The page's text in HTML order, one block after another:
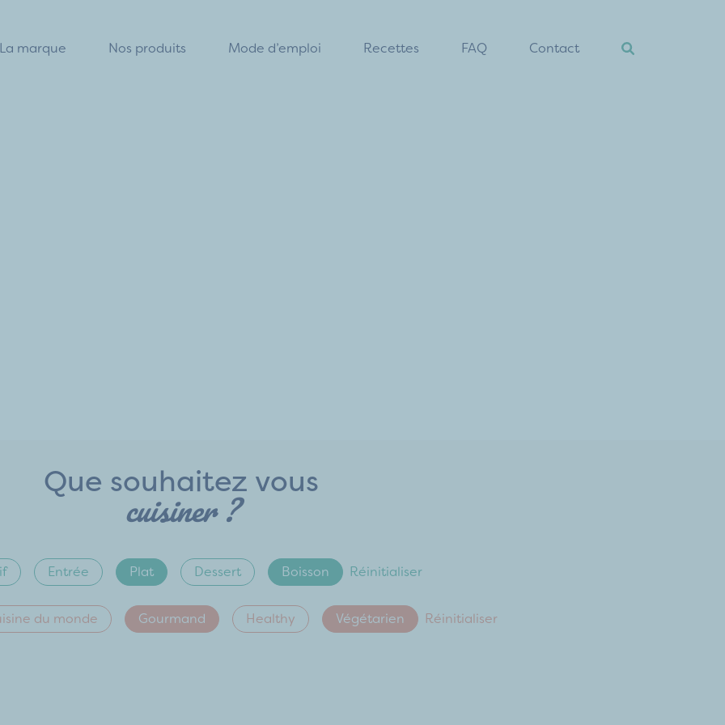
La marque Nos produits Mode d’emploi Recettes FAQ Contact
Que souhaitez vous
cuisiner ?
Entrée Plat Dessert Boisson Réinitialiser
du monde Gourmand Healthy Végétarien Réinitialiser